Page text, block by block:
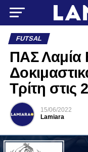
FUTSAL
ΠΑΣ Λαμία
Τρίτη στις
15/06/2022
Lamiara